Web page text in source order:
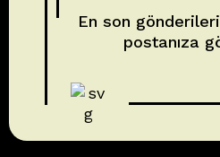
En son
postanıza